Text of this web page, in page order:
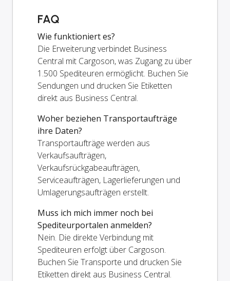
FAQ
Wie funktioniert es?
Die Erweiterung verbindet Business
Central mit Cargoson, was Zugang zu über
1.500 Spediteuren ermöglicht. Buchen Sie
Sendungen und drucken Sie Etiketten
direkt aus Business Central.
Woher beziehen Transportaufträge
ihre Daten?
Transportaufträge werden aus
Verkaufsaufträgen,
Verkaufsrückgabeaufträgen,
Serviceaufträgen, Lagerlieferungen und
Umlagerungsaufträgen erstellt.
Muss ich mich immer noch bei
Spediteurportalen anmelden?
Nein. Die direkte Verbindung mit
Spediteuren erfolgt über Cargoson.
Buchen Sie Transporte und drucken Sie
Etiketten direkt aus Business Central.